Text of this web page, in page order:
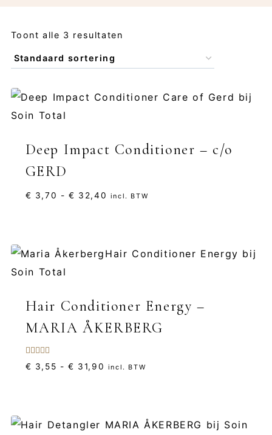
Toont alle 3 resultaten
Deep Impact Conditioner – c/o
GERD
€ 3,70 - € 32,40 Prijsklasse:
incl. BTW
Hair Conditioner Energy –
MARIA ÅKERBERG
Gewaardeerd
5.00
€ 3,55 - € 31,90 Prijsklasse:
incl. BTW